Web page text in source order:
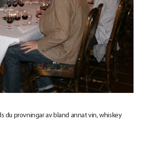
du provningar av bland annat vin, whiskey